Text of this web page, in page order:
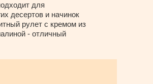
для
десертов и начинок
рулет с кремом из
- отличный